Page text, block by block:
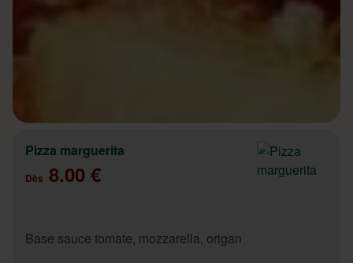
Pizza marguerita
Dès 8.00 €
Base sauce tomate, mozzarella, origan